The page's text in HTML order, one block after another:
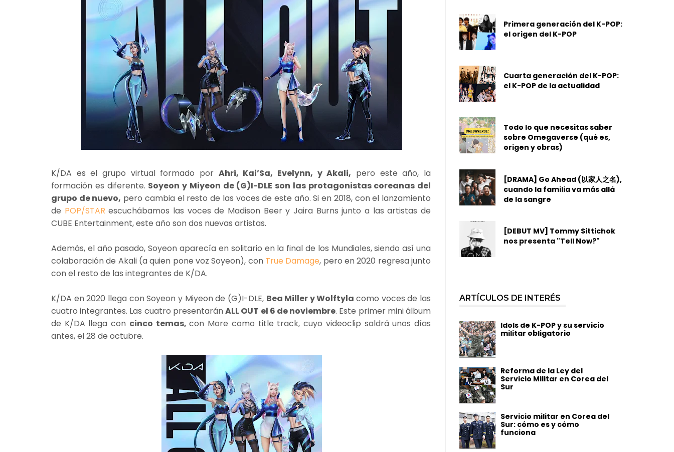
K/DA es el grupo virtual formado por Ahri, Kai’Sa, Evelynn, y Akali, pero este año, la
formación es diferente. Soyeon y Miyeon de (G)I-DLE son las protagonistas coreanas del
grupo de nuevo, pero cambia el resto de las voces de este año. Si en 2018, con el lanzamiento
de POP/STAR escuchábamos las voces de Madison Beer y Jaira Burns junto a las artistas de
CUBE Entertainment, este año son dos nuevas artistas.
Además, el año pasado, Soyeon aparecía en solitario en la final de los Mundiales, siendo así una
colaboración de Akali (a quien pone voz Soyeon), con True Damage, pero en 2020 regresa junto
con el resto de las integrantes de K/DA.
K/DA en 2020 llega con Soyeon y Miyeon de (G)I-DLE, Bea Miller y Wolftylacomo voces de las
cuatro integrantes. Las cuatro presentaránALL OUT el 6 de noviembre. Este primer mini álbum
de K/DA llega con cinco temas,con More como title track, cuyo videoclip saldrá unos días
antes, el 28 de octubre.
Primera generación del K-POP:
el origen del K-POP
Cuarta generación del K-POP:
el K-POP de la actualidad
Todo lo que necesitas saber
sobre Omegaverse (qué es,
origen y obras)
[DRAMA] Go Ahead (以家人之名),
cuando la familia va más allá
de la sangre
[DEBUT MV] Tommy Sittichok
nos presenta "Tell Now?"
ARTÍCULOS DE INTERÉS
Idols de K-POP y su servicio
militar obligatorio
Reforma de la Ley del
Servicio Militar en Corea del
Sur
Servicio militar en Corea del
Sur: cómo es y cómo
funciona